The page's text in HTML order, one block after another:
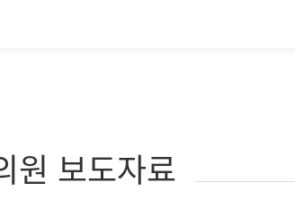
원 보도자료